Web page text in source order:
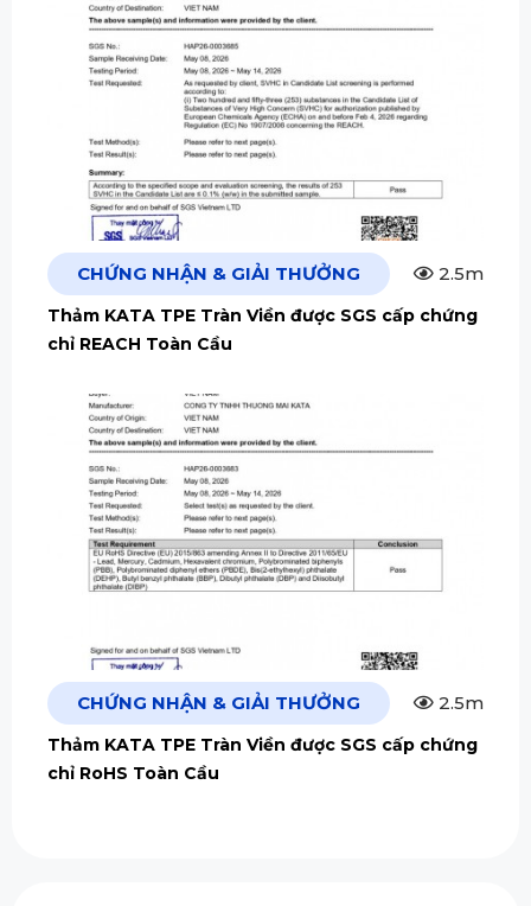
CHỨNG NHẬN & GIẢI THƯỞNG 2.5m
Thảm KATA TPE Tràn Viền được SGS cấp chứng
chỉ REACH Toàn Cầu
CHỨNG NHẬN & GIẢI THƯỞNG 2.5m
Thảm KATA TPE Tràn Viền được SGS cấp chứng
chỉ RoHS Toàn Cầu